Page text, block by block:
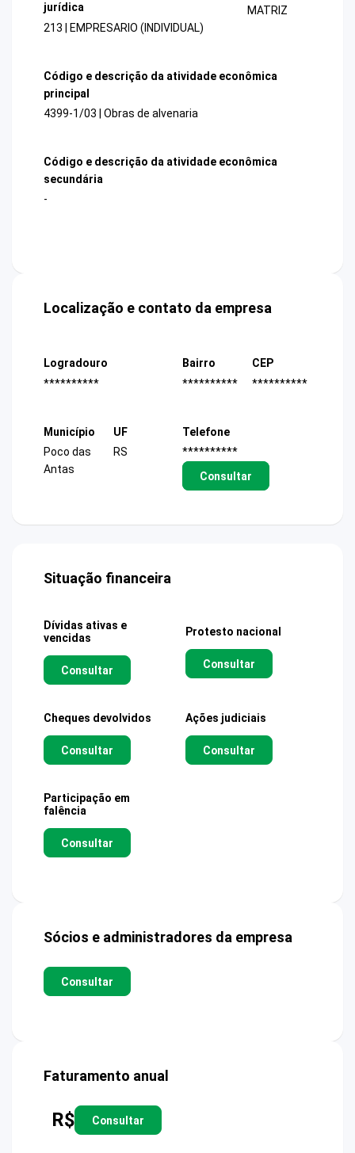
jurídica
213 | EMPRESARIO (INDIVIDUAL)
MATRIZ
Código e descrição da atividade econômica
principal
4399-1/03 | Obras de alvenaria
Código e descrição da atividade econômica
secundária
-
Localização e contato da empresa
Logradouro
**********
Bairro
**********
CEP
**********
Município
Poco das
Antas
UF
RS
Telefone
**********
Consultar
Situação financeira
Dívidas ativas e
vencidas
Consultar
Protesto nacional
Consultar
Cheques devolvidos
Consultar
Ações judiciais
Consultar
Participação em
falência
Consultar
Sócios e administradores da empresa
Consultar
Faturamento anual
R$ Consultar